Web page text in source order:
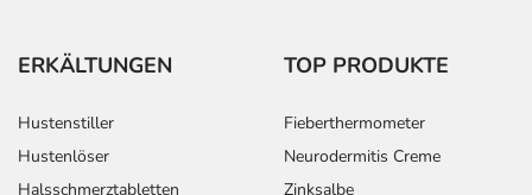
ERKÄLTUNGEN
Hustenstiller
Hustenlöser
Halsschmerztabletten
TOP PRODUKTE
Fieberthermometer
Neurodermitis Creme
Zinksalbe